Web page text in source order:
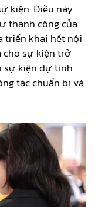
kiện. Điều này
thành công của
triển khai hết nội
cho sự kiện trở
sự kiện dự tính
tác chuẩn bị và